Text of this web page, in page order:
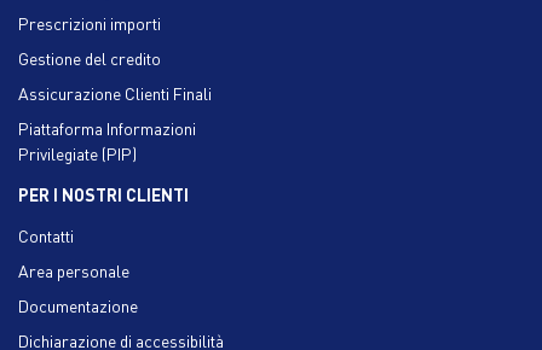
Prescrizioni importi
Gestione del credito
Assicurazione Clienti Finali
Piattaforma Informazioni
Privilegiate (PIP)
PER I NOSTRI CLIENTI
Contatti
Area personale
Documentazione
Dichiarazione di accessibilità